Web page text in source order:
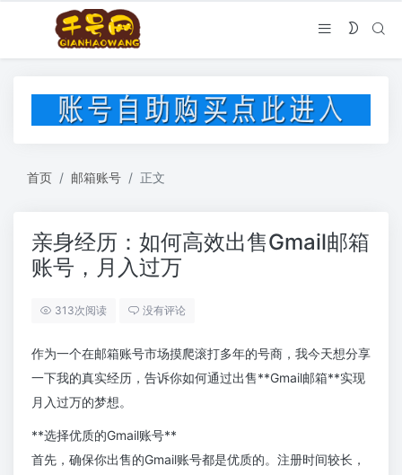
首页 邮箱账号 正文
亲身经历：如何高效出售Gmail邮箱
账号，月入过万
313次阅读 没有评论
作为一个在邮箱账号市场摸爬滚打多年的号商，我今天想分享
一下我的真实经历，告诉你如何通过出售**Gmail邮箱**实现
月入过万的梦想。
**选择优质的Gmail账号**
首先，确保你出售的Gmail账号都是优质的。注册时间较长，